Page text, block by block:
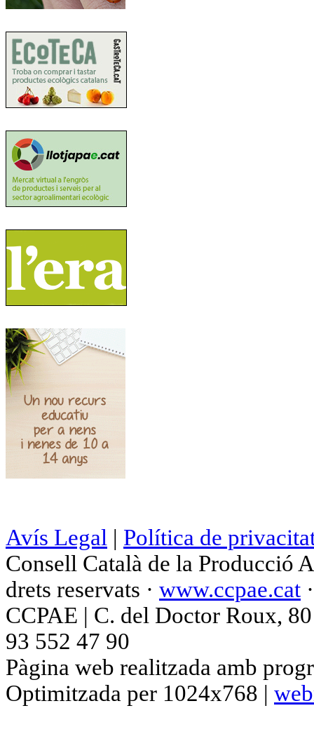
Avís Legal | Política de
Consell Català de la Producció
drets reservats · www.ccpae.cat
CCPAE | C. del Doctor Roux,
93 552 47 90
Pàgina web realitzada amb
Optimitzada per 1024x768 |